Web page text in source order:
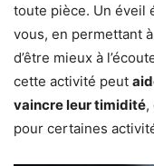
toute pièce. Un éveil
vous, en permettant
d’être mieux à
cette activité peut
vaincre leur timidité,
pour certaines